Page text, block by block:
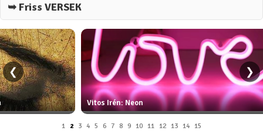
➥ Friss VERSEK
❮
Vitos Irén: Neon
❯
1 2 3 4 5 6 7 8 9 10 11 12 13 14 15